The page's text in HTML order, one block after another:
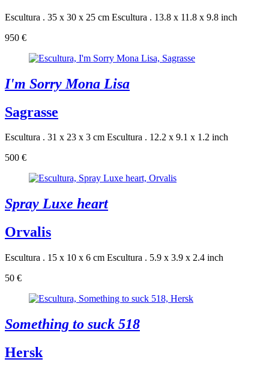
Escultura . 35 x 30 x 25 cm Escultura . 13.8 x 11.8 x 9.8 inch
950 €
I'm Sorry Mona Lisa
Sagrasse
Escultura . 31 x 23 x 3 cm Escultura . 12.2 x 9.1 x 1.2 inch
500 €
Spray Luxe heart
Orvalis
Escultura . 15 x 10 x 6 cm Escultura . 5.9 x 3.9 x 2.4 inch
50 €
Something to suck 518
Hersk